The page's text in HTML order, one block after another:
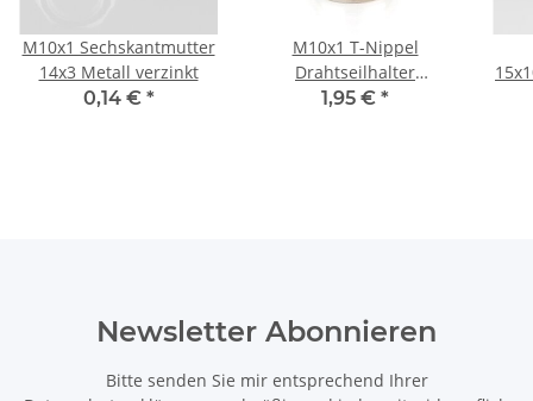
M10x1 Sechskantmutter
14x3 Metall verzinkt
0,14 € *
M10x1 T-Nippel
Drahtseilhalter
12x10mm für
1,95 € *
Newsletter Abonnieren
Bitte senden Sie mir entsprechend Ihrer